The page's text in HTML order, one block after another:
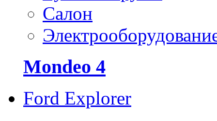
Салон
Mondeo 4
Ford Explorer